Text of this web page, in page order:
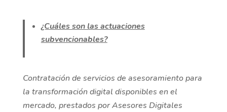
¿Cuáles son las actuaciones
subvencionables?
Contratación de servicios de asesoramiento para
la transformación digital disponibles en el
mercado, prestados por Asesores Digitales